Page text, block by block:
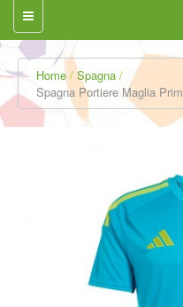
Home
Spagna
Spagna Portiere Maglia